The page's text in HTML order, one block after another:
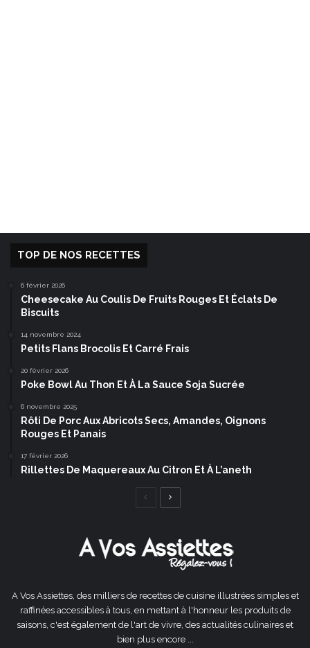
TOP DE NOS RECETTES
6 février 2026
Cheesecake Au Coulis De Fruits Rouges Et Éclats De
Biscuits
14 novembre 2024
Petits Flans Brocolis Et Carré Frais
20 février 2026
Poke Bowl Au Thon Et À La Sauce Soja Sucrée
6 novembre 2025
Rôti De Porc Aux Abricots Secs, Amandes, Oignons
Rouges Et Panais
17 février 2026
Rillettes De Maquereaux Au Citron Et À L’aneth
Page
A Vos Assiettes, des milliers de recettes de cuisine illustrées simples et
raffinées accessibles à tous, en mettant à l'honneur les produits de
saisons, c'est également de l'art de vivre, des actualités culinaires et
bien plus encore ...